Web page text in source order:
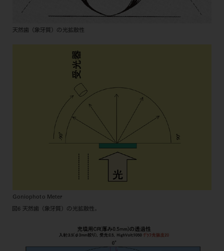
天然歯（象牙質）の光拡散性
Goniophoto Meter
図6 天然歯（象牙質）の光拡散性。